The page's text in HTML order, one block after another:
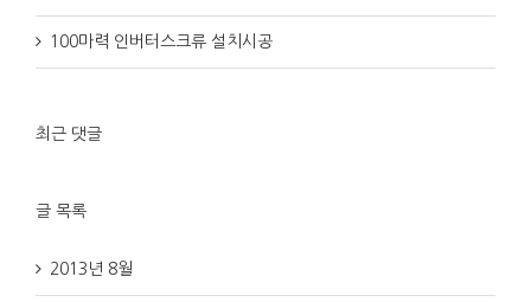
100마력 인버터스크류 설치시공
최근 댓글
글 목록
2013년 8월